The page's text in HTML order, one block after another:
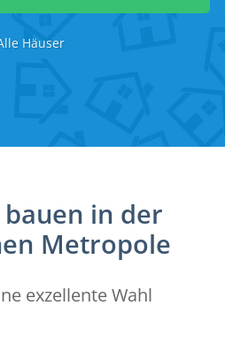
Häuser
bauen in der
Metropole
exzellente Wahl